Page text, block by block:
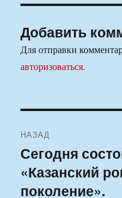
Добавить
Для отправки
авторизоваться.
по
записям
НАЗАД
Предыдущая
запись:
Сегодня
«Казанский
поколение».